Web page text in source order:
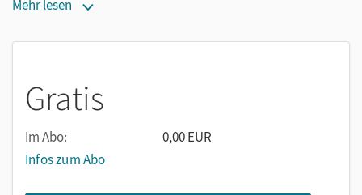
den Druckereinstellungen muss ausgeschaltet sein, damit
Mehr lesen
Gratis
Im Abo:
0,00 EUR
Infos zum Abo